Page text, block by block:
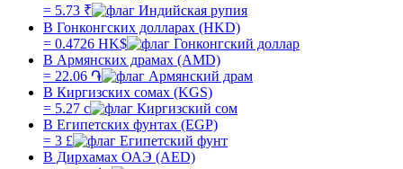
= 5.73 ₹
В Гонконгских долларах (HKD)
= 0.4726 HK$
В Армянских драмах (AMD)
= 22.06 ֏
В Киргизских сомах (KGS)
= 5.27 с
В Египетских фунтах (EGP)
= 3 £
В Дирхамах ОАЭ (AED)